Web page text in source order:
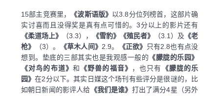
15部主竞赛里， 《波斯语版》 以3.8分位列榜首，这部片确
实讨喜而且没得奖是真有点可惜的。3分以上的影片还有
《柔道场上》
（3.3）， 《雪豹》 《殖民者》 （3.1）及 《老
枪》
（3）。 《草木人间》 2.9。 《正欲》
只有2.8也有点没
想到。垫底的三部其实也是我观感一般的 《朦胧的乐园》
《对鸟的布道》 和 《野兽的福音》 ，也只有 《朦胧的乐
园》在2分以下。其实日媒这个场刊有些评分是很谜的，比
如朝日新闻的影评人给 《我们是谁》 打出了满分4星（另外